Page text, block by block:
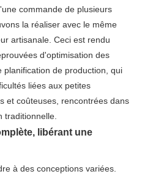
commande de plusieurs
la réaliser avec le même
artisanale. Ceci est rendu
d'optimisation des
planification de production, qui
liées aux petites
et coûteuses, rencontrées dans
traditionnelle.
libérant une
à des conceptions variées.